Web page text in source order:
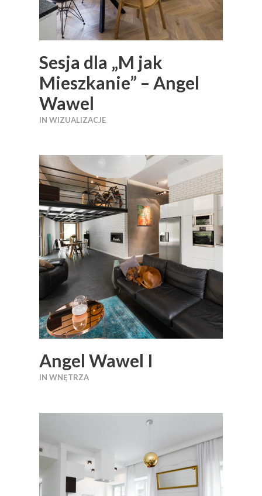
Sesja dla „M jak
Mieszkanie” – Angel
Wawel
IN WIZUALIZACJE
Angel Wawel I
IN WNĘTRZA